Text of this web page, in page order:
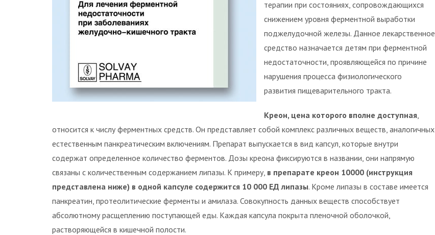
терапии при состояниях, сопровождающихся
снижением уровня ферментной выработки
поджелудочной железы. Данное лекарственное
средство назначается детям при ферментной
недостаточности, проявляющейся по причине
нарушения процесса физиологического
развития пищеварительного тракта.
Креон, цена которого вполне доступная,
относится к числу ферментных средств. Он представляет собой комплекс различных веществ, аналогичных
естественным панкреатическим включениям. Препарат выпускается в вид капсул, которые внутри
содержат определенное количество ферментов. Дозы креона фиксируются в названии, они напрямую
связаны с количественным содержанием липазы. К примеру, в препарате креон 10000 (инструкция
представлена ниже) в одной капсуле содержится 10 000 ЕД липазы. Кроме липазы в составе имеется
панкреатин, протеолитические ферменты и амилаза. Совокупность данных веществ способствует
абсолютному расщеплению поступающей еды. Каждая капсула покрыта пленочной оболочкой,
растворяющейся в кишечной полости.